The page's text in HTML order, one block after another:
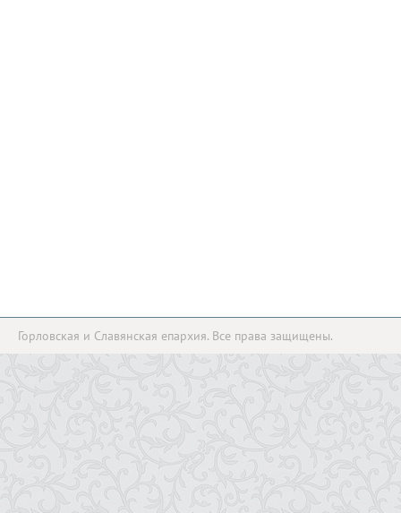
Горловская и Славянская епархия. Все права защищены.